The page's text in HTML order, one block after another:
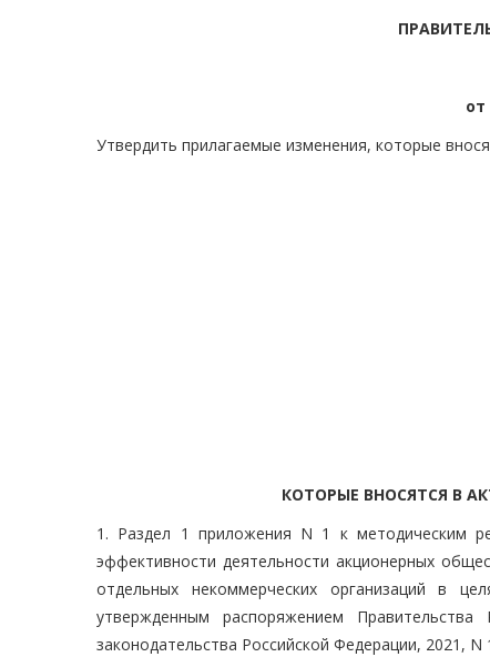
от
Утвердить прилагаемые изменения, которые
КОТОРЫЕ ВНОСЯТСЯ В
1. Раздел 1 приложения N 1 к методическим
эффективности деятельности акционерных
отдельных некоммерческих организаций в
утвержденным распоряжением
законодательства Российской Федерации, 2021,